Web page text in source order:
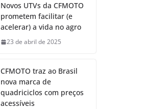
Novos UTVs da CFMOTO
prometem facilitar (e
acelerar) a vida no agro
23 de abril de 2025
CFMOTO traz ao Brasil
nova marca de
quadriciclos com preços
acessíveis